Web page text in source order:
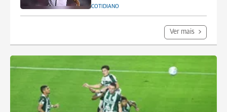
COTIDIANO
Ver mais